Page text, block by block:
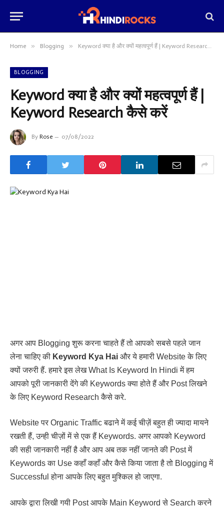
Home » Blogging » Keyword क्या है और क्यों महत्वपूर्ण हैं | Keyword Research कैसे करें
BLOGGING
Keyword क्या है और क्यों महत्वपूर्ण हैं |
Keyword Research कैसे करें
By Rose 07/08/2022
अगर आप Blogging शुरू करना चाहते हैं तो आपको सबसे पहले जान
लेना चाहिए की Keyword Kya Hai और ये हमारी Website के लिए
क्यों जरुरी हैं. हमारे इस लेख What Is Keyword In Hindi में हम
आपको पूरी जानकारी देंगे की Keywords क्या होते हैं और Post लिखने
के लिए Keyword Research कैसे करे.
Website पर Organic Traffic बढाने में कई चीज़ें बहुत ही ज्यादा मायने
रखती हैं, उन्ही चीज़ों में से एक हैं Keywords. अगर आपको Keyword
की सही जानकारी नहीं है और आप अब तक नहीं जानते की Post में
Keywords का Use कहाँ कहाँ और कैसे किया जाता है तो Blogging में
Successful होना आपके लिए बहुत मुश्किल हो जाएगा.
आपके द्वारा लिखी गयी Post आपके Main Keyword से Search करने